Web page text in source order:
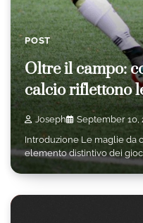
POST
Oltre il campo:
calcio riflettono
Joseph
September 10,
Introduzione Le maglie da
elemento distintivo dei